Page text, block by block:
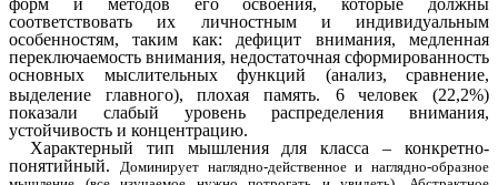
соответствовать их личностным и индивидуальным
особенностям, таким как: дефицит внимания, медленная
переключаемость внимания, недостаточная сформированность
основных мыслительных функций (анализ, сравнение,
выделение главного), плохая память.
6 человек (22,2%)
показали слабый уровень распределения внимания,
устойчивость и концентрацию.
Характерный тип мышления для класса – конкретно-
понятийный.
Доминирует наглядно-действенное и наглядно-образное